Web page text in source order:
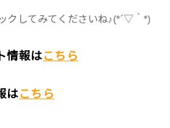
クしてみてくださいね♪(*´▽｀*)
情報はこちら
はこちら